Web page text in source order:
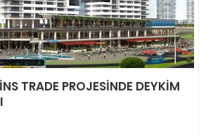
TRADE PROJESINDE DEYKIM